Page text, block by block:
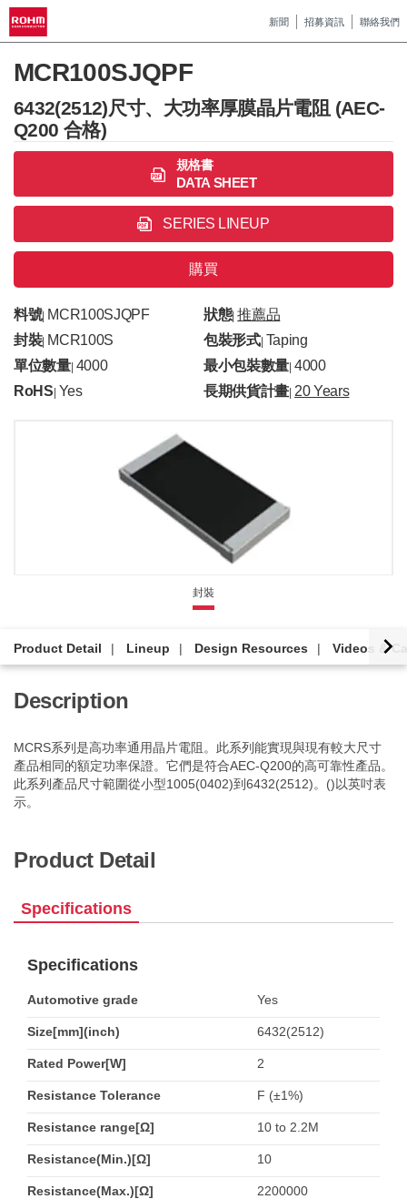
新聞 招募資訊 聯絡我們
MCR100SJQPF
6432(2512)尺寸、大功率厚膜晶片電阻 (AEC-
Q200 合格)
規格書
DATA SHEET
SERIES LINEUP
購買
料號| MCR100SJQPF 狀態|推薦品
封裝| MCR100S 包裝形式| Taping
單位數量| 4000 最小包裝數量 |4000
RoHS Yes 長期供貨計畫 |20 Years
封裝
Product Detail Lineup Design Resources Videos &
Description
MCRS系列是高功率通用晶片電阻。此系列能實現與現有較大尺寸
產品相同的額定功率保證。它們是符合AEC-Q200的高可靠性產品。
此系列產品尺寸範圍從小型1005(0402)到6432(2512)。()以英吋表
示。
Product Detail
Specifications
Specifications
Automotive grade Yes
Size[mm](inch) 6432(2512)
Rated Power[W] 2
Resistance Tolerance F (±1%)
Resistance range[Ω] 10 to 2.2M
Resistance(Min.)[Ω] 10
Resistance(Max.)[Ω] 2200000